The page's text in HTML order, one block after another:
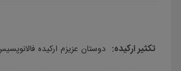
تکثیر ارکیده: دوستان عزیزم ارکیده